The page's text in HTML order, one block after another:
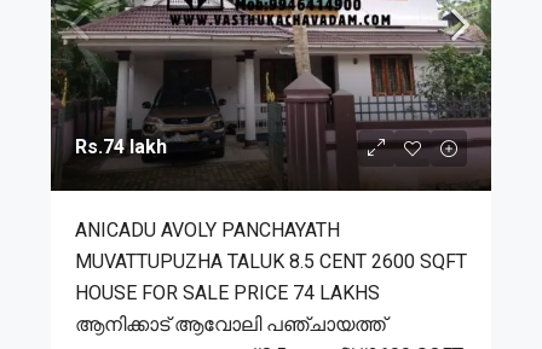
Rs.74 lakh
ANICADU AVOLY PANCHAYATH
MUVATTUPUZHA TALUK 8.5 CENT 2600 SQFT
HOUSE FOR SALE PRICE 74 LAKHS
ആനിക്കാട് ആവോലി പഞ്ചായത്ത്